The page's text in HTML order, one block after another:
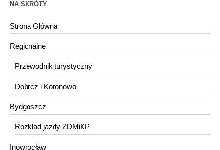
NA SKRÓTY
Strona Główna
Regionalne
Przewodnik turystyczny
Dobrcz i Koronowo
Bydgoszcz
Rozkład jazdy ZDMiKP
Inowrocław